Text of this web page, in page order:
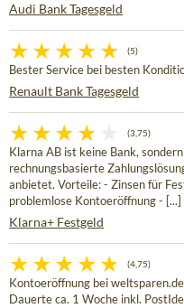
Audi Bank Tagesgeld
(5)
Bester Service bei besten
Renault Bank Tagesgeld
(3,75)
Klarna AB ist keine Bank,
rechnungsbasierte
anbietet. Vorteile: - Zinsen für
problemlose Kontoeröffnung - [...]
Klarna+ Festgeld
(4,75)
Kontoeröffnung bei
Dauerte ca. 1 Woche inkl.